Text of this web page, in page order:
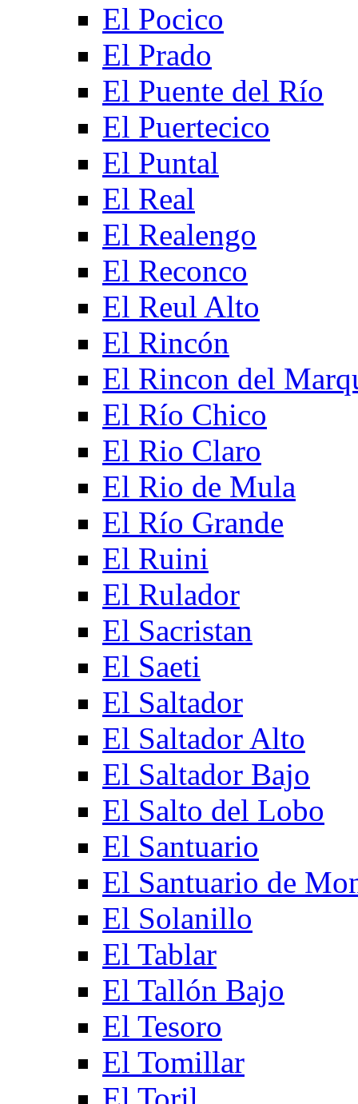
El Pocico
El Prado
El Puente del Río
El Puertecico
El Puntal
El Real
El Realengo
El Reconco
El Reul Alto
El Rincón
El Rincon del
El Río Chico
El Rio Claro
El Rio de Mula
El Río Grande
El Ruini
El Rulador
El Sacristan
El Saeti
El Saltador
El Saltador Alto
El Saltador Bajo
El Salto del Lobo
El Santuario
El Santuario de
El Solanillo
El Tablar
El Tallón Bajo
El Tesoro
El Tomillar